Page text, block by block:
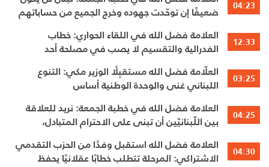
04:23
ضعيفًا إن توحّدت جهوده وخرج الجميع من حساباتهم
12:33
العلامة فضل الله في اللقاء الحواري: خطاب
الفدرالية والتقسيم لا يصب في مصلحة أحد
03:25
العلّامة فضل الله مستقبِلًا الوزير مكي: التنوع
اللبناني غنى والوحدة الوطنية أساس
04:25
العلامة فضل الله في خطبة الجمعة: نريد للعلاقة
بين اللّبنانيّين أن تبنى على الاحترام المتبادل،
04:30
العلامة فضل الله استقبل وفدًا من الحزب التقدمي
الاشتراكي: المرحلة تتطلب خطابًا عقلانيًا يحفظ